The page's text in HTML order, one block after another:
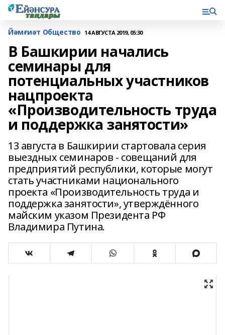
Йәмғиәт Общество 14 АВГУСТА 2019, 05:30
В Башкирии начались
семинары для
потенциальных участников
нацпроекта
«Производительность труда
и поддержка занятости»
13 августа в Башкирии стартовала серия
выездных семинаров - совещаний для
предприятий республики, которые могут
стать участниками национального
проекта «Производительность труда и
поддержка занятости», утверждённого
майским указом Президента РФ
Владимира Путина.